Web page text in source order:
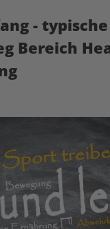
-
Bereich